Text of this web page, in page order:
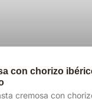
con chorizo
cremosa con